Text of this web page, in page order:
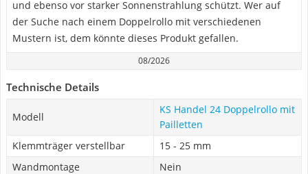
und ebenso vor starker Sonnenstrahlung schützt. Wer auf
der Suche nach einem Doppelrollo mit verschiedenen
Mustern ist, dem könnte dieses Produkt gefallen.
08/2026
Technische Details
Modell
KS Handel 24 Doppelrollo mit
Pailletten
Klemmträger verstellbar
15 - 25 mm
Wandmontage
Nein